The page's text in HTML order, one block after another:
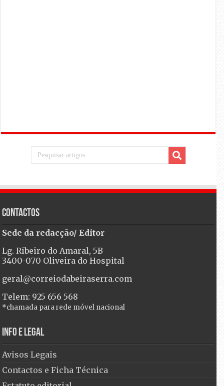
Contactos
Sede da redacção/ Editor
Lg. Ribeiro do Amaral, 5B
3400-070 Oliveira do Hospital
geral@correiodabeiraserra.com
Telem: 925 656 568
*chamada para rede móvel nacional
Info e Legal
Avisos Legais
Contactos e Ficha Técnica